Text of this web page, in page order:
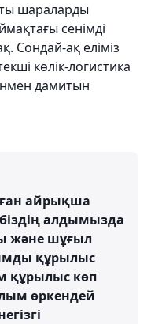
шараларды
сенімді
Сондай-ақ еліміз
көлік-логистика
дамитын
айрықша
алдымызда
және шұғыл
құрылыс
құрылыс көп
өркендей